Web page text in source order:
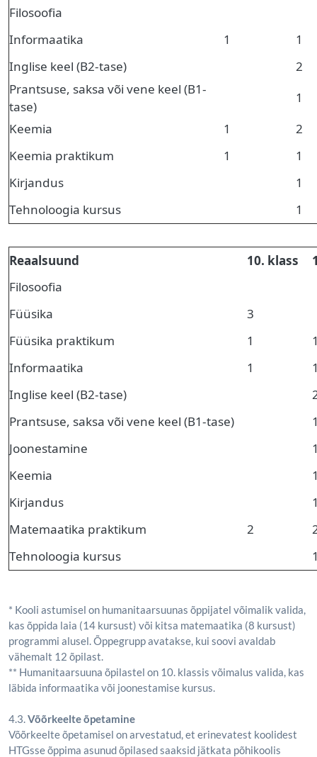
Filosoofia
Informaatika
1
1
Inglise keel (B2-tase)
2
Prantsuse, saksa või vene keel (B1-
tase)
1
Keemia
1
2
Keemia praktikum
1
1
Kirjandus
1
Tehnoloogia kursus
1
Reaalsuund 10. klass
Filosoofia
Füüsika
3
Füüsika praktikum
1
Informaatika
1
Inglise keel (B2-tase)
Prantsuse, saksa või vene keel (B1-tase)
Joonestamine
Keemia
Kirjandus
Matemaatika praktikum
2
Tehnoloogia kursus
* Kooli astumisel on humanitaarsuunas õppijatel võimalik valida,
kas õppida laia (14 kursust) või kitsa matemaatika (8 kursust)
programmi alusel. Õppegrupp avatakse, kui soovi avaldab
vähemalt 12 õpilast.
** Humanitaarsuuna õpilastel on 10. klassis võimalus valida, kas
läbida informaatika või joonestamise kursus.
4.3.Võõrkeelte õpetamine
Võõrkeelte õpetamisel on arvestatud, et erinevatest koolidest
HTGsse õppima asunud õpilased saaksid jätkata põhikoolis